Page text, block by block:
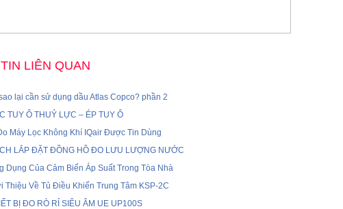
TIN LIÊN QUAN
lại cần sử dụng dầu Atlas Copco? phần 2
TUY Ô THUỶ LỰC – ÉP TUY Ô
Máy Lọc Không Khí IQair Được Tin Dùng
LẮP ĐẶT ĐỒNG HỒ ĐO LƯU LƯỢNG NƯỚC
Dụng Của Cảm Biến Áp Suất Trong Tòa Nhà
Thiệu Về Tủ Điều Khiển Trung Tâm KSP-2C
BỊ ĐO RÒ RỈ SIÊU ÂM UE UP100S